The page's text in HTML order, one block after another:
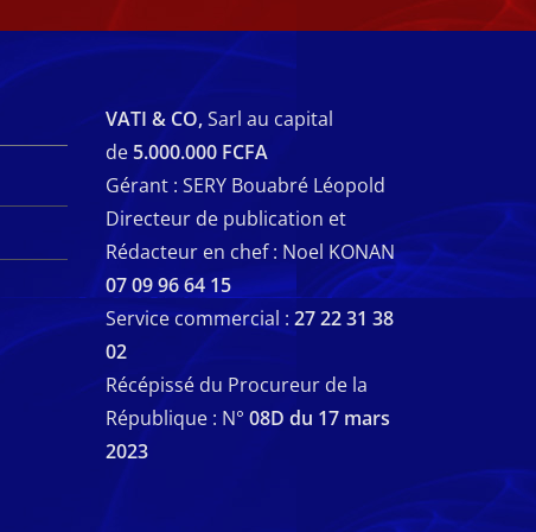
VATI & CO,Sarl au capital
de 5.000.000 FCFA
Gérant : SERY Bouabré Léopold
Directeur de publication et
Rédacteur en chef : Noel KONAN
07 09 96 64 15
Service commercial : 27 22 31 38
02
Récépissé du Procureur de la
République : N° 08D du 17 mars
2023